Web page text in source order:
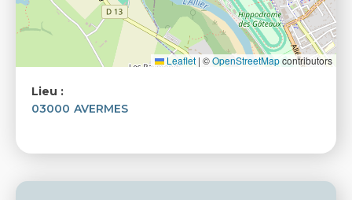
Leaflet | ©OpenStreetMapcontributors
Lieu :
03000 AVERMES